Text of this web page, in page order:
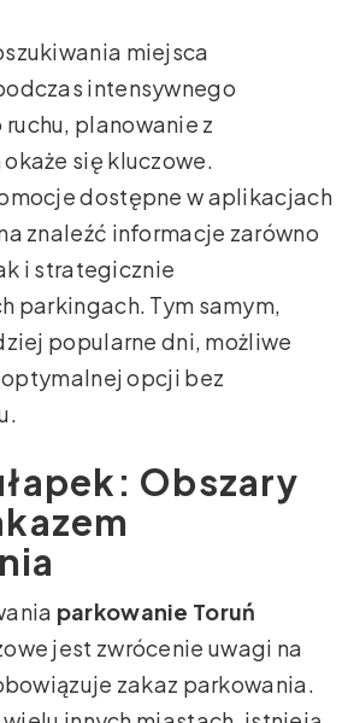
miejsca
intensywnego
planowanie z
się kluczowe.
dostępne w aplikacjach
znaleźć informacje zarówno
i strategicznie
parkingach. Tym samym,
popularne dni, możliwe
opcji bez
Obszary
parkowanie Toruń
jest zwrócenie uwagi na
zakaz parkowania.